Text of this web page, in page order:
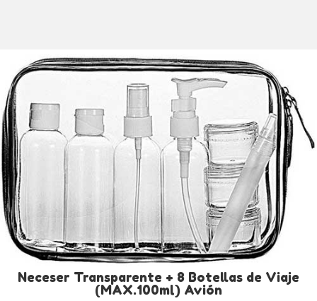
Neceser Transparente + 8 Botellas de Viaje
(MAX.100ml) Avión